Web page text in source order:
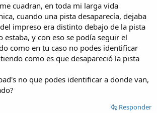
cuadran, en toda mi larga vida
cuando una pista desaparecía, dejaba
impreso era distinto debajo de la pista
estaba, y con eso se podía seguir el
como en tu caso no podes identificar
como es que desapareció la pista
no que podes identificar a donde van,
Responder